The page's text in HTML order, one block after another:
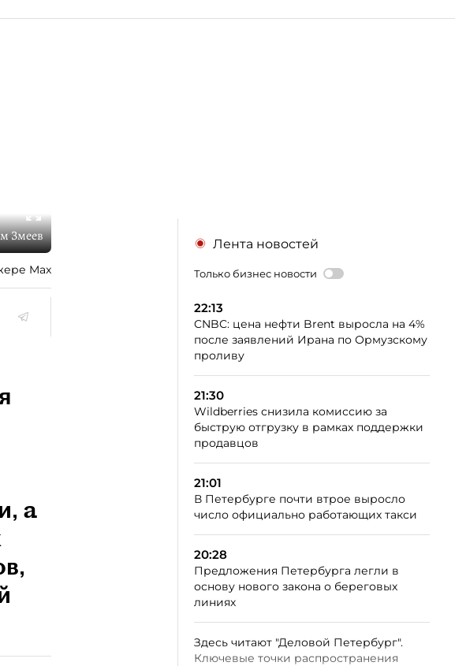
Змеев
Max
а
Лента новостей
Только бизнес новости
22:13
CNBC: цена нефти Brent выросла на 4%
после заявлений Ирана по Ормузскому
проливу
21:30
Wildberries снизила комиссию за
быструю отгрузку в рамках поддержки
продавцов
21:01
В Петербурге почти втрое выросло
число официально работающих такси
20:28
Предложения Петербурга легли в
основу нового закона о береговых
линиях
Здесь читают "Деловой Петербург".
Ключевые точки распространения